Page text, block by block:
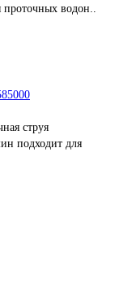
проточных водон..
струя
подходит для